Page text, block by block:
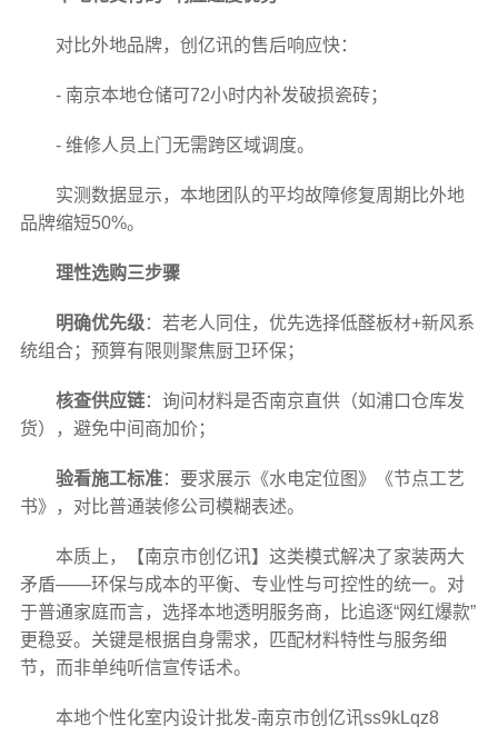
对比外地品牌，创亿讯的售后响应快：
- 南京本地仓储可72小时内补发破损瓷砖；
- 维修人员上门无需跨区域调度。
实测数据显示，本地团队的平均故障修复周期比外地
品牌缩短50%。
理性选购三步骤
明确优先级：若老人同住，优先选择低醛板材+新风系
统组合；预算有限则聚焦厨卫环保；
核查供应链：询问材料是否南京直供（如浦口仓库发
货），避免中间商加价；
验看施工标准：要求展示《水电定位图》《节点工艺
书》，对比普通装修公司模糊表述。
本质上，【南京市创亿讯】这类模式解决了家装两大
矛盾——环保与成本的平衡、专业性与可控性的统一。对
于普通家庭而言，选择本地透明服务商，比追逐“网红爆款”
更稳妥。关键是根据自身需求，匹配材料特性与服务细
节，而非单纯听信宣传话术。
本地个性化室内设计批发-南京市创亿讯ss9kLqz8